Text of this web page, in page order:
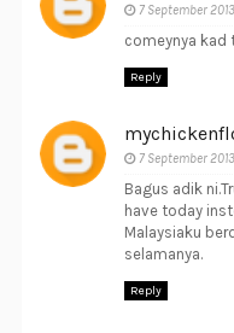
7 September
comeynya kad
Reply
7 September
Bagus adik
have today
Malaysiaku
selamanya.
Reply